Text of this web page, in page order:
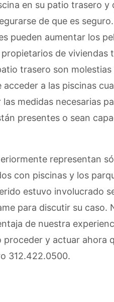
en su patio trasero y
de que es
pueden aumentar los
de viviendas
trasero son
a las piscinas
medidas necesarias
presentes o sean
representan
con piscinas y los
estuvo involucrado
para discutir su caso.
de nuestra
y actuar ahora
312.422.0500.